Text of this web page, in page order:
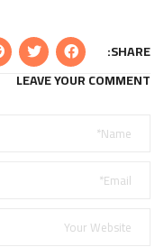
SHARE:
LEAVE YOUR COMMENT